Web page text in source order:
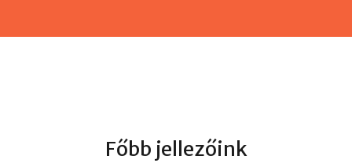
Főbb jellezőink